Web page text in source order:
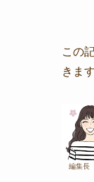
この
きま
編集長